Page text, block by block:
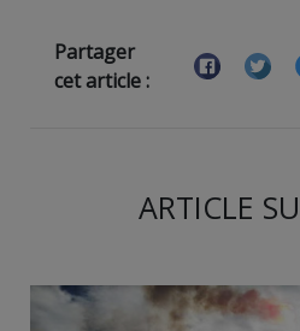
Partager
cet article :
ARTICLE